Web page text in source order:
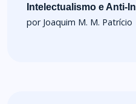
Intelectualismo e Anti-
por Joaquim M. M. Patrício